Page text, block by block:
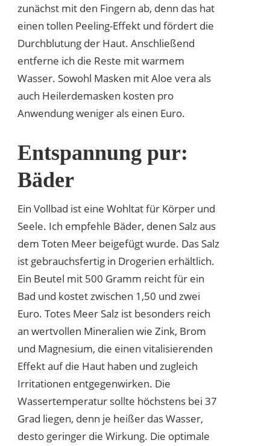
zunächst mit den Fingern ab, denn das hat
einen tollen Peeling-Effekt und fördert die
Durchblutung der Haut. Anschließend
entferne ich die Reste mit warmem
Wasser. Sowohl Masken mit Aloe vera als
auch Heilerdemasken kosten pro
Anwendung weniger als einen Euro.
Entspannung pur:
Bäder
Ein Vollbad ist eine Wohltat für Körper und
Seele. Ich empfehle Bäder, denen Salz aus
dem Toten Meer beigefügt wurde. Das Salz
ist gebrauchsfertig in Drogerien erhältlich.
Ein Beutel mit 500 Gramm reicht für ein
Bad und kostet zwischen 1,50 und zwei
Euro. Totes Meer Salz ist besonders reich
an wertvollen Mineralien wie Zink, Brom
und Magnesium, die einen vitalisierenden
Effekt auf die Haut haben und zugleich
Irritationen entgegenwirken. Die
Wassertemperatur sollte höchstens bei 37
Grad liegen, denn je heißer das Wasser,
desto geringer die Wirkung. Die optimale